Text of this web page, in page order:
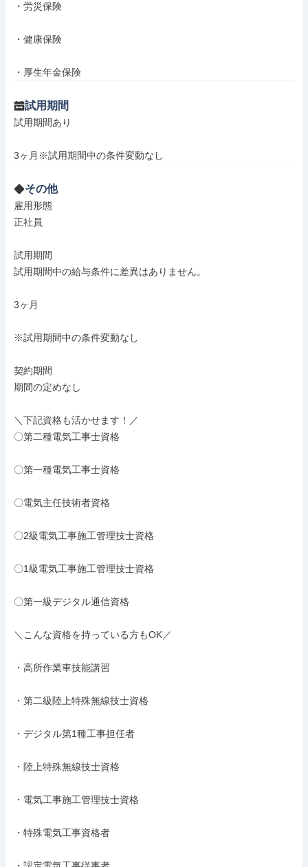
・労災保険
・健康保険
・厚生年金保険
試用期間
試用期間あり
3ヶ月※試用期間中の条件変動なし
その他
雇用形態
正社員
試用期間
試用期間中の給与条件に差異はありません。
3ヶ月
※試用期間中の条件変動なし
契約期間
期間の定めなし
＼下記資格も活かせます！／
〇第二種電気工事士資格
〇第一種電気工事士資格
〇電気主任技術者資格
〇2級電気工事施工管理技士資格
〇1級電気工事施工管理技士資格
〇第一級デジタル通信資格
＼こんな資格を持っている方もOK／
・高所作業車技能講習
・第二級陸上特殊無線技士資格
・デジタル第1種工事担任者
・陸上特殊無線技士資格
・電気工事施工管理技士資格
・特殊電気工事資格者